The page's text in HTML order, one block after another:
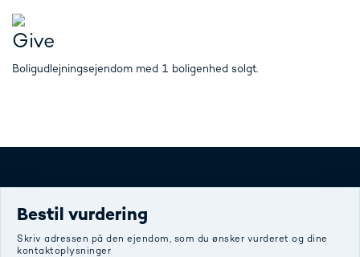
Give
Boligudlejningsejendom med 1 boligenhed solgt.
Bestil vurdering
Skriv adressen på den ejendom, som du ønsker vurderet og dine
kontaktoplysninger